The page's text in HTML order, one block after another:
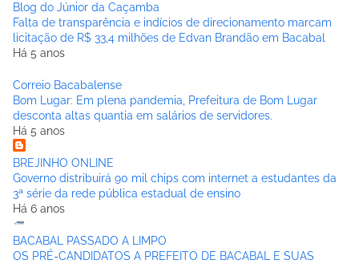
Blog do Júnior da Caçamba
Falta de transparência e indícios de direcionamento marcam
licitação de R$ 33,4 milhões de Edvan Brandão em Bacabal
Há 5 anos
Correio Bacabalense
Bom Lugar: Em plena pandemia, Prefeitura de Bom Lugar
desconta altas quantia em salários de servidores.
Há 5 anos
BREJINHO ONLINE
Governo distribuirá 90 mil chips com internet a estudantes da
3ª série da rede pública estadual de ensino
Há 6 anos
BACABAL PASSADO A LIMPO
OS PRÉ-CANDIDATOS A PREFEITO DE BACABAL E SUAS